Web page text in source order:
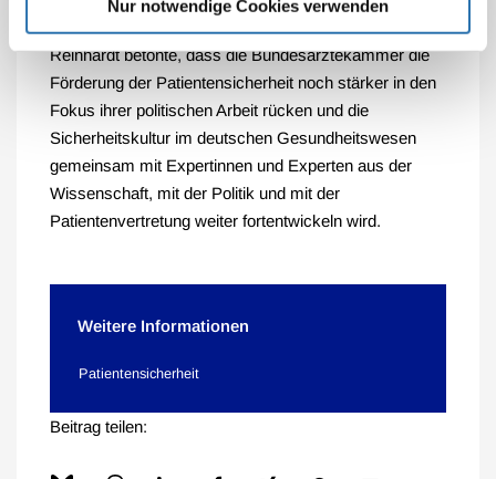
Nur notwendige Cookies verwenden
Ansatzpunkte“, sagte Reinhardt.
Reinhardt betonte, dass die Bundesärztekammer die
Förderung der Patientensicherheit noch stärker in den
Fokus ihrer politischen Arbeit rücken und die
Sicherheitskultur im deutschen Gesundheitswesen
gemeinsam mit Expertinnen und Experten aus der
Wissenschaft, mit der Politik und mit der
Patientenvertretung weiter fortentwickeln wird.
Weitere Informationen
Patientensicherheit
Beitrag teilen: